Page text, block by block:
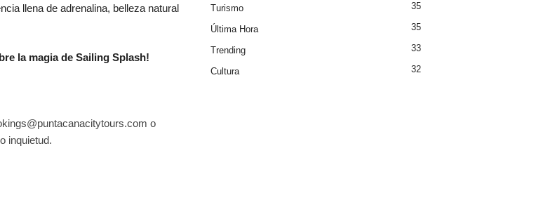
llena de adrenalina, belleza natural
la magia de Sailing Splash!
o
inquietud.
Turismo 35
Última Hora 35
Trending 33
Cultura 32